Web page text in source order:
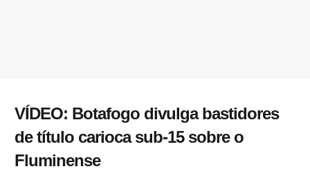
VÍDEO: Botafogo divulga bastidores
de título carioca sub-15 sobre o
Fluminense